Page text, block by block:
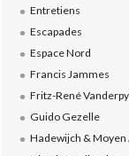
Entretiens
Escapades
Espace Nord
Francis Jammes
Fritz-René
Guido Gezelle
Hadewijch & Moyen